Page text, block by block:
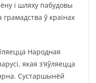
і шляху пабудовы
ў краінах
Народная
якая з’яўляецца
Сустаршынёй